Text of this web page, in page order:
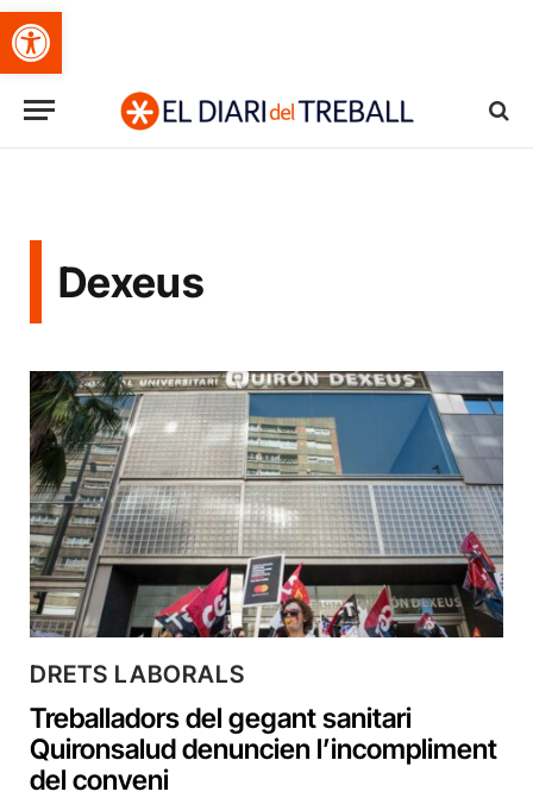
Obre la barra d'eines
Dexeus
DRETS LABORALS
Treballadors del gegant sanitari
Quironsalud denuncien l’incompliment
del conveni